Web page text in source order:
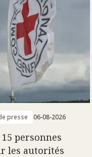
presse 06-08-2026
15 personnes
les autorités